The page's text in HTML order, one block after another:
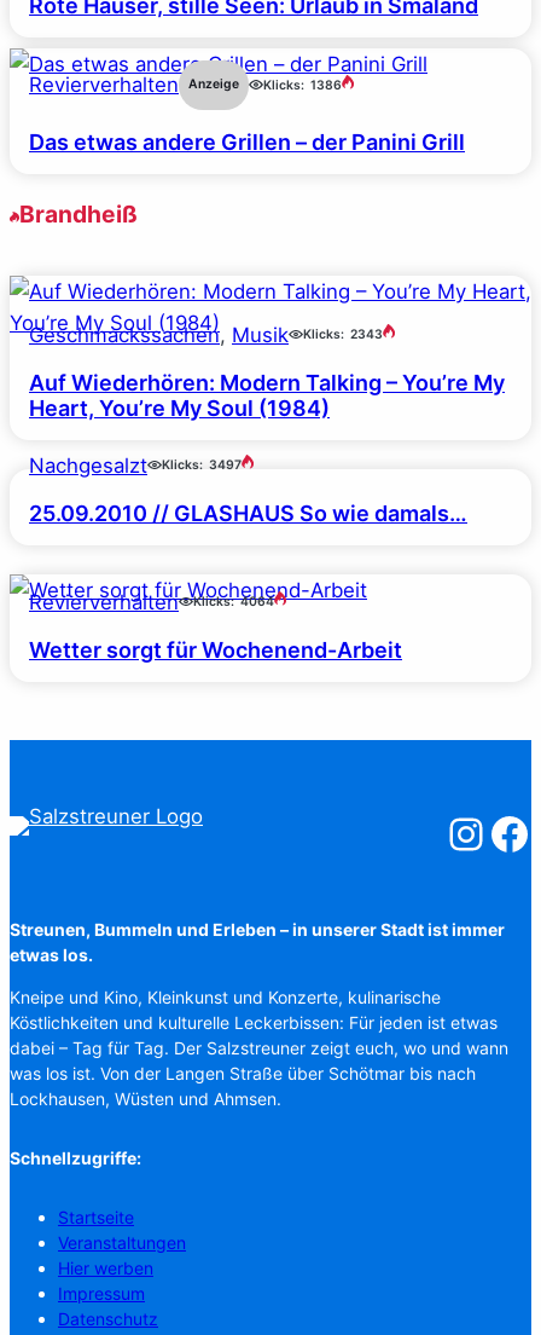
Rote Häuser, stille Seen: Urlaub in Småland
Revierverhalten Anzeige Klicks: 1386
Das etwas andere Grillen – der Panini Grill
Brandheiß
Geschmackssachen, Musik Klicks: 2343
Auf Wiederhören: Modern Talking – You’re My
Heart, You’re My Soul (1984)
Nachgesalzt Klicks: 3497
25.09.2010 // GLASHAUS So wie damals…
Revierverhalten Klicks: 4064
Wetter sorgt für Wochenend-Arbeit
Streunen, Bummeln und Erleben – in unserer Stadt ist immer
etwas los.
Kneipe und Kino, Kleinkunst und Konzerte, kulinarische
Köstlichkeiten und kulturelle Leckerbissen: Für jeden ist etwas
dabei – Tag für Tag. Der Salzstreuner zeigt euch, wo und wann
was los ist. Von der Langen Straße über Schötmar bis nach
Lockhausen, Wüsten und Ahmsen.
Schnellzugriffe:
Startseite
Veranstaltungen
Hier werben
Impressum
Datenschutz